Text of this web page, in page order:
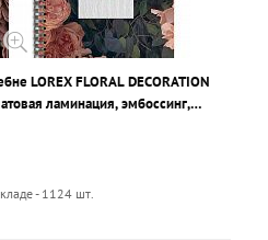
LOREX FLORAL DECORATION
ламинация, эмбоссинг,
- 1124 шт.